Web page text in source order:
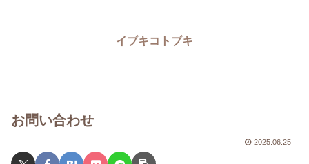
イブキコトブキ
お問い合わせ
2025.06.25